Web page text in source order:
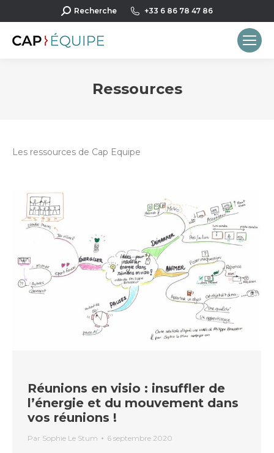
Recherche
:
Recherche +33 6 86 78 47 86
Ressources
Les ressources de Cap Equipe
Réunions en visio : insuffler de
l’énergie et du mouvement dans
vos réunions !
Par Sophie Le Stum 6 septembre 2020